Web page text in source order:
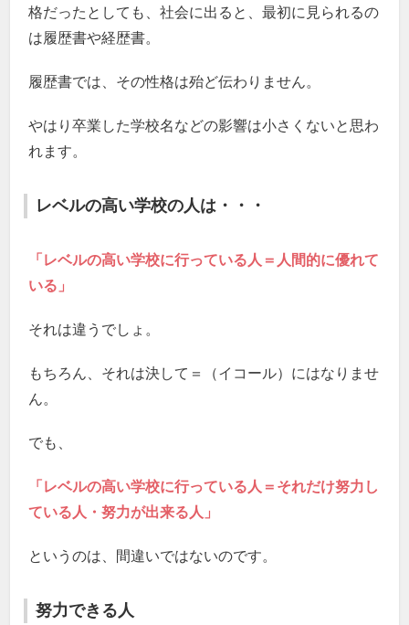
格だったとしても、社会に出ると、最初に見られるの
は履歴書や経歴書。
履歴書では、その性格は殆ど伝わりません。
やはり卒業した学校名などの影響は小さくないと思わ
れます。
レベルの高い学校の人は・・・
「レベルの高い学校に行っている人＝人間的に優れて
いる」
それは違うでしょ。
もちろん、それは決して＝（イコール）にはなりませ
ん。
でも、
「レベルの高い学校に行っている人＝それだけ努力し
ている人・努力が出来る人」
というのは、間違いではないのです。
努力できる人